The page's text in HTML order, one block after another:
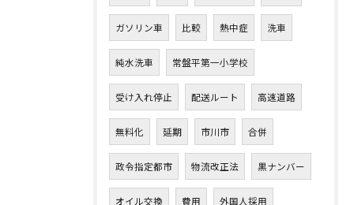
ガソリン車 比較 熱中症 洗車
純水洗車 常盤平第一小学校
受け入れ停止 配送ルート 高速道路
無料化 延期 市川市 合併
政令指定都市 物流改正法 黒ナンバー
オイル交換 費用 外国人採用